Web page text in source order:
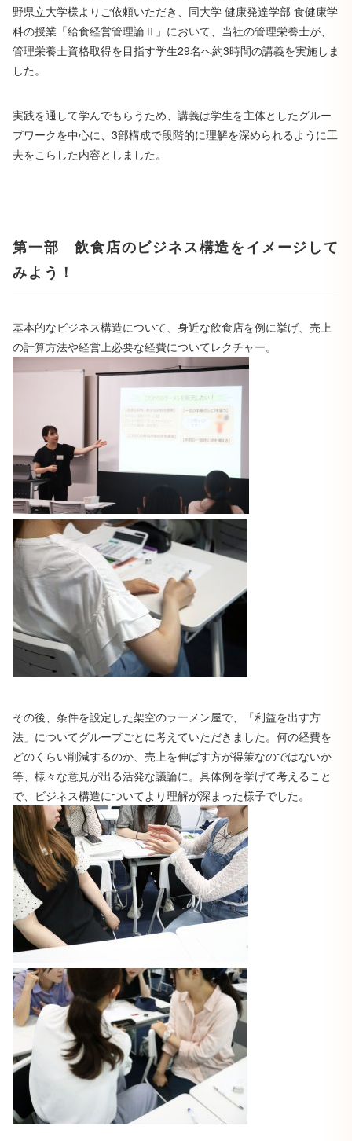
野県立大学様よりご依頼いただき、同大学 健康発達学部 食健康学
科の授業「給食経営管理論Ⅱ」において、当社の管理栄養士が、
管理栄養士資格取得を目指す学生29名へ約3時間の講義を実施しま
した。
実践を通して学んでもらうため、講義は学生を主体としたグルー
プワークを中心に、3部構成で段階的に理解を深められるように工
夫をこらした内容としました。
第一部 飲食店のビジネス構造をイメージして
みよう！
基本的なビジネス構造について、身近な飲食店を例に挙げ、売上
の計算方法や経営上必要な経費についてレクチャー。
その後、条件を設定した架空のラーメン屋で、「利益を出す方
法」についてグループごとに考えていただきました。何の経費を
どのくらい削減するのか、売上を伸ばす方が得策なのではないか
等、様々な意見が出る活発な議論に。具体例を挙げて考えること
で、ビジネス構造についてより理解が深まった様子でした。